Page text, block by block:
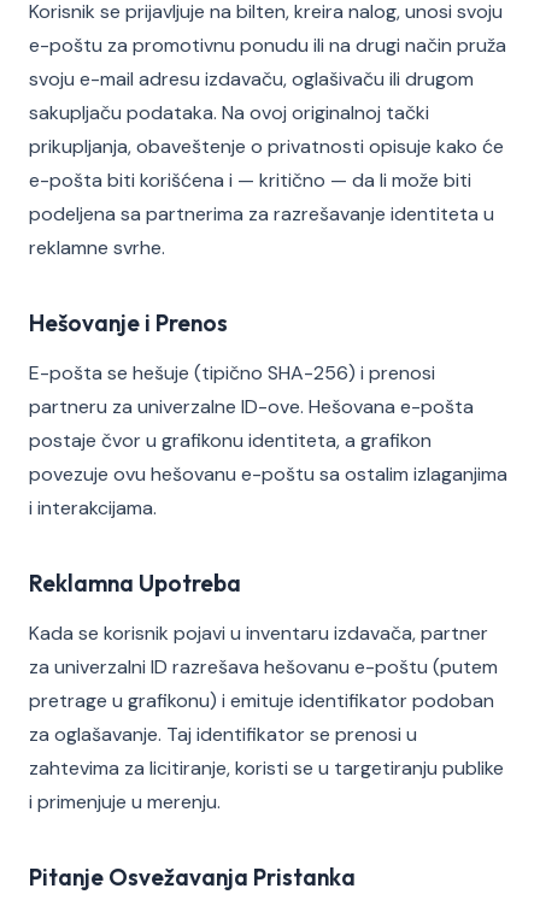
Korisnik se prijavljuje na bilten, kreira nalog, unosi svoju
e-poštu za promotivnu ponudu ili na drugi način pruža
svoju e-mail adresu izdavaču, oglašivaču ili drugom
sakupljaču podataka. Na ovoj originalnoj tački
prikupljanja, obaveštenje o privatnosti opisuje kako će
e-pošta biti korišćena i — kritično — da li može biti
podeljena sa partnerima za razrešavanje identiteta u
reklamne svrhe.
Hešovanje i Prenos
E-pošta se hešuje (tipično SHA-256) i prenosi
partneru za univerzalne ID-ove. Hešovana e-pošta
postaje čvor u grafikonu identiteta, a grafikon
povezuje ovu hešovanu e-poštu sa ostalim izlaganjima
i interakcijama.
Reklamna Upotreba
Kada se korisnik pojavi u inventaru izdavača, partner
za univerzalni ID razrešava hešovanu e-poštu (putem
pretrage u grafikonu) i emituje identifikator podoban
za oglašavanje. Taj identifikator se prenosi u
zahtevima za licitiranje, koristi se u targetiranju publike
i primenjuje u merenju.
Pitanje Osvežavanja Pristanka